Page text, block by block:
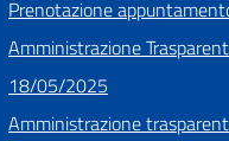
Prenotazione
Amministrazione
18/05/2025
Amministrazione